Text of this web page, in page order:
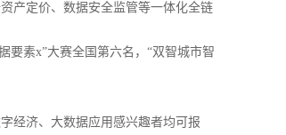
产定价、数据安全监管等一体化全链
要素x”大赛全国第六名，“双智城市智
经济、大数据应用感兴趣者均可报